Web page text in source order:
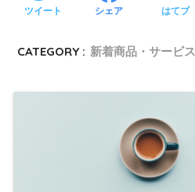
ツイート シェア はてブ
CATEGORY : 新着商品・サービス